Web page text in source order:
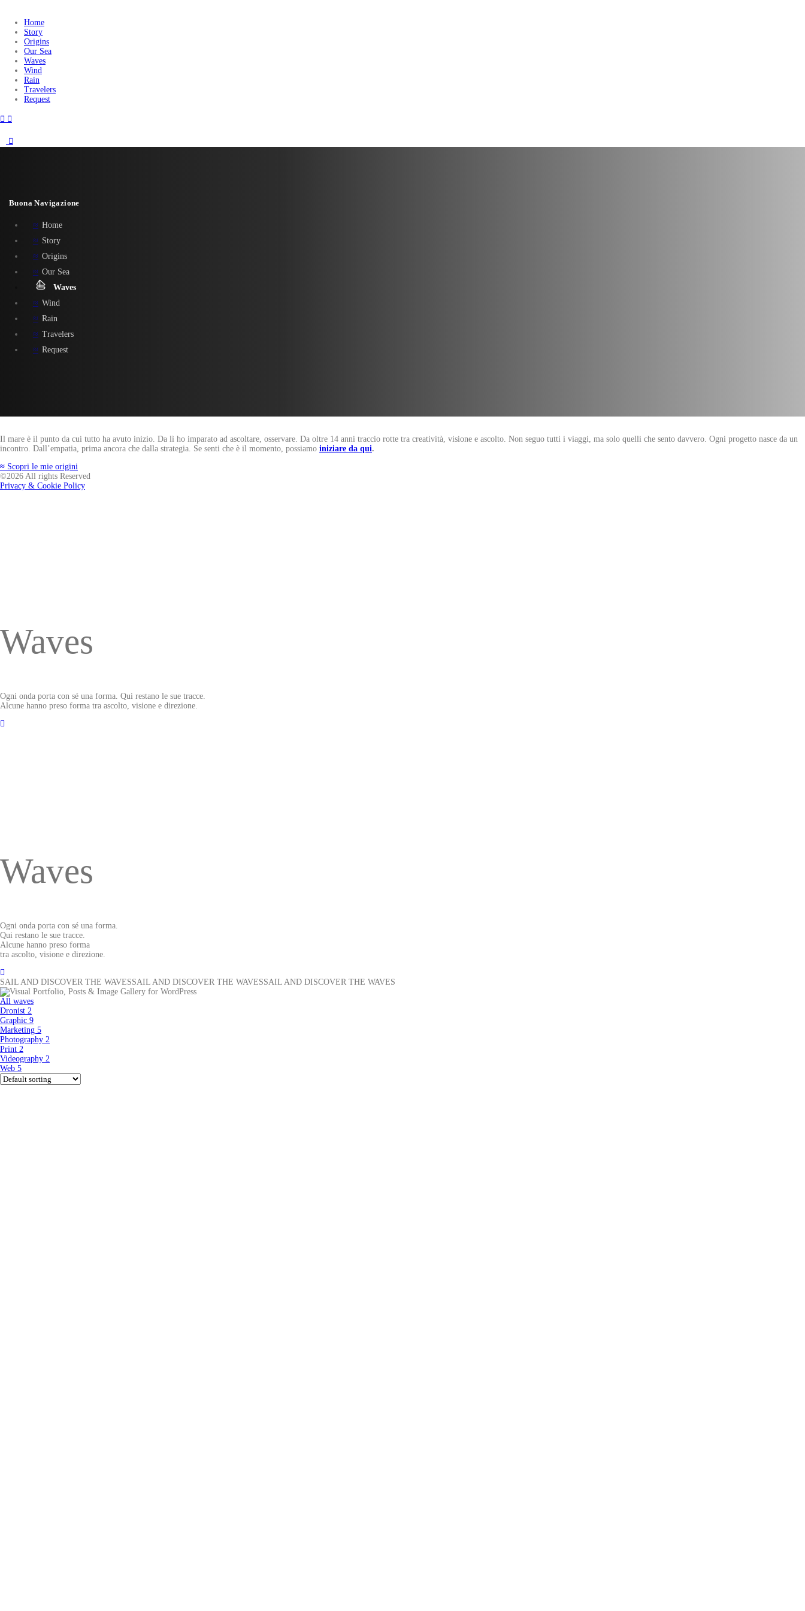
Home
Story
Origins
Our Sea
Waves
Wind
Rain
Travelers
Request
Buona Navigazione
Home
Story
Origins
Our Sea
Waves
Wind
Rain
Travelers
Request
Il mare è il punto da cui tutto ha avuto inizio. Da lì ho imparato ad ascoltare, osservare. Da oltre 14 anni traccio rotte tra creatività, visione e ascolto. Non seguo tutti i viaggi, ma solo quelli che sento davvero. Ogni progetto nasce da un
incontro. Dall’empatia, prima ancora che dalla strategia. Se senti che è il momento, possiamo iniziare da qui.
≈ Scopri le mie origini
©2026 All rights Reserved
Privacy & Cookie Policy
Waves
Ogni onda porta con sé una forma. Qui restano le sue tracce.
Alcune hanno preso forma tra ascolto, visione e direzione.
Waves
Ogni onda porta con sé una forma.
Qui restano le sue tracce.
Alcune hanno preso forma
tra ascolto, visione e direzione.
SAIL AND DISCOVER THE WAVESSAIL AND DISCOVER THE WAVESSAIL AND DISCOVER THE WAVES
All waves
Dronist 2
Graphic 9
Marketing 5
Photography 2
Print 2
Videography 2
Web 5